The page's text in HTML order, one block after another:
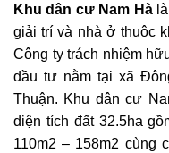
Khu dân cư Nam Hàlà
giải trí và nhà ở thuộc
Công ty trách nhiệm
đầu tư nằm tại xã
Thuận. Khu dân cư
diện tích đất 32.5ha
110m2 – 158m2 cùng